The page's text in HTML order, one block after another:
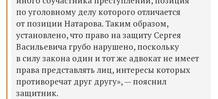
по уголовному делу которого отличается
от позиции Натарова. Таким образом,
установлено, что право на защиту Сергея
Васильевича грубо нарушено, поскольку
в силу закона один и тот же адвокат не имеет
права представлять лиц, интересы которых
противоречат друг другу», — пояснил
защитник.